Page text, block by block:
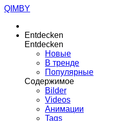
QIMBY
Entdecken
Entdecken
Новые
В тренде
Популярные
Содержимое
Bilder
Videos
Анимации
Tags